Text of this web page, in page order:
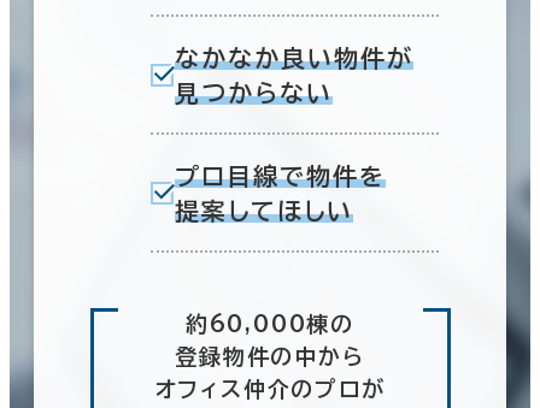
なかなか良い物件が
見つからない
プロ目線で物件を
提案してほしい
約60,000棟の
登録物件の中から
オフィス仲介のプロが